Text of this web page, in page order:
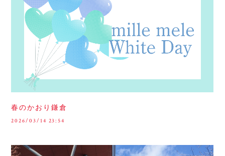
春のかおり鎌倉
2026/03/14 23:54